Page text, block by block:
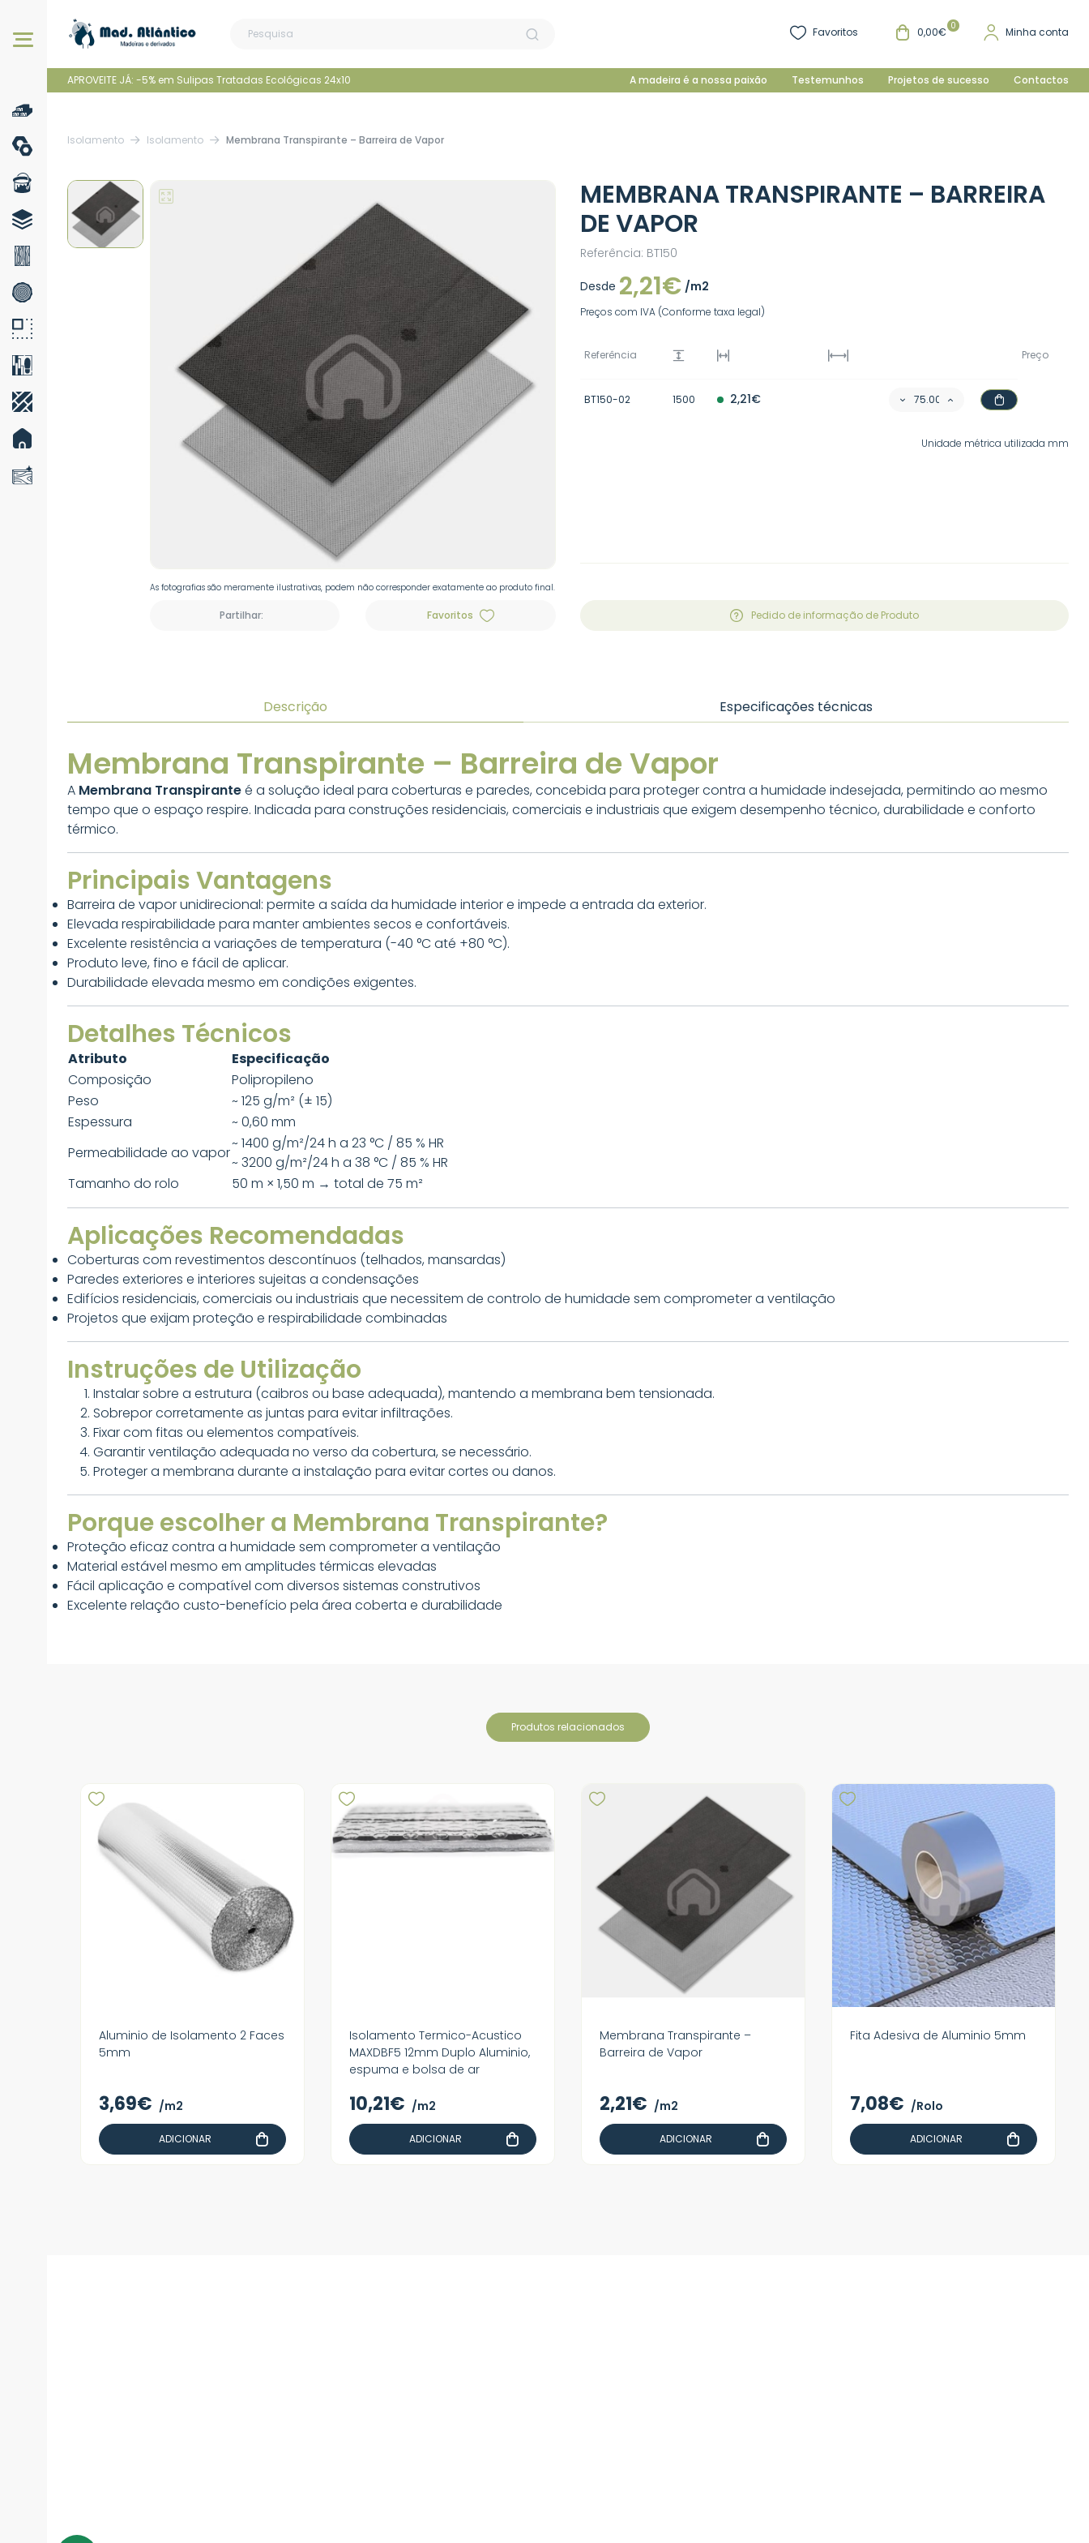
Favoritos 0,00€ 0 Minha conta
APROVEITE JÁ: -5% em Sulipas Tratadas Ecológicas 24x10 A madeira é a nossa paixão Testemunhos Projetos de sucesso Contactos
Os nossos produtos
Isolamento Isolamento Membrana Transpirante – Barreira de Vapor
As fotografias são meramente ilustrativas, podem não corresponder exatamente ao produto final.
Partilhar: Favoritos
MEMBRANA TRANSPIRANTE – BARREIRA
DE VAPOR
Referência: BT150
Desde 2,21€ /m2
Preços com IVA (Conforme taxa legal)
Referência Preço
BT150-02 1500 2,21€
Unidade métrica utilizada mm
Pedido de informação de Produto
Descrição Especificações técnicas
Membrana Transpirante – Barreira de Vapor
A Membrana Transpiranteé a solução ideal para coberturas e paredes, concebida para proteger contra a humidade indesejada, permitindo ao mesmo
tempo que o espaço respire. Indicada para construções residenciais, comerciais e industriais que exigem desempenho técnico, durabilidade e conforto
térmico.
Principais Vantagens
Barreira de vapor unidirecional: permite a saída da humidade interior e impede a entrada da exterior.
Elevada respirabilidade para manter ambientes secos e confortáveis.
Excelente resistência a variações de temperatura (-40 °C até +80 °C).
Produto leve, fino e fácil de aplicar.
Durabilidade elevada mesmo em condições exigentes.
Detalhes Técnicos
Atributo
Especificação
Composição
Polipropileno
Peso
~ 125 g/m² (± 15)
Espessura
~ 0,60 mm
Permeabilidade ao vapor
~ 1400 g/m²/24 h a 23 °C / 85 % HR
~ 3200 g/m²/24 h a 38 °C / 85 % HR
Tamanho do rolo
50 m × 1,50 m → total de 75 m²
Aplicações Recomendadas
Coberturas com revestimentos descontínuos (telhados, mansardas)
Paredes exteriores e interiores sujeitas a condensações
Edifícios residenciais, comerciais ou industriais que necessitem de controlo de humidade sem comprometer a ventilação
Projetos que exijam proteção e respirabilidade combinadas
Instruções de Utilização
Instalar sobre a estrutura (caibros ou base adequada), mantendo a membrana bem tensionada.
Sobrepor corretamente as juntas para evitar infiltrações.
Fixar com fitas ou elementos compatíveis.
Garantir ventilação adequada no verso da cobertura, se necessário.
Proteger a membrana durante a instalação para evitar cortes ou danos.
Porque escolher a Membrana Transpirante?
Proteção eficaz contra a humidade sem comprometer a ventilação
Material estável mesmo em amplitudes térmicas elevadas
Fácil aplicação e compatível com diversos sistemas construtivos
Excelente relação custo-benefício pela área coberta e durabilidade
produtos relacionados
Aluminio de Isolamento 2 Faces
5mm
3,69€ /m2
ADICIONAR
Isolamento Termico-Acustico
MAXDBF5 12mm Duplo Aluminio,
espuma e bolsa de ar
10,21€ /m2
ADICIONAR
Membrana Transpirante –
Barreira de Vapor
2,21€ /m2
ADICIONAR
Fita Adesiva de Aluminio 5mm
7,08€ /Rolo
ADICIONAR